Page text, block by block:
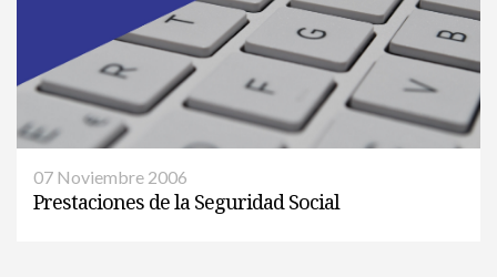
07 Noviembre 2006
Prestaciones de la Seguridad Social